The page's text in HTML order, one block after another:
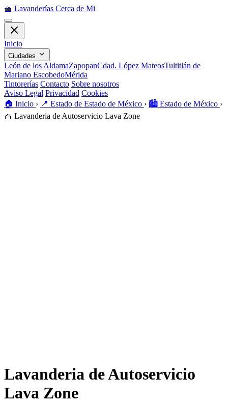
🧺 Lavanderías Cerca de Mi
Inicio
Ciudades
León de los AldamaZapopanCdad. López MateosTultitlán de
Mariano EscobedoMérida
Tintorerías Contacto Sobre nosotros
Aviso Legal Privacidad Cookies
🏠️ Inicio › 📍 Estado de Estado de México › 🏙️ Estado de México ›
🧺 Lavanderia de Autoservicio Lava Zone
Lavanderia de Autoservicio
Lava Zone